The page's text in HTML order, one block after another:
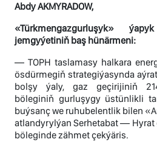
Abdy AKMYRADOW,
«Türkmengazgurluşyk»
jemgyýetiniň baş hünärmeni:
— TOPH taslamasy halkara
ösdürmegiň strategiýasynda
bolşy ýaly, gaz geçirijiniň
böleginiň gurluşygy üstünlikli
buýsanç we ruhubelentlik bilen
atlandyrylýan Serhetabat —
böleginde zähmet çekýäris.